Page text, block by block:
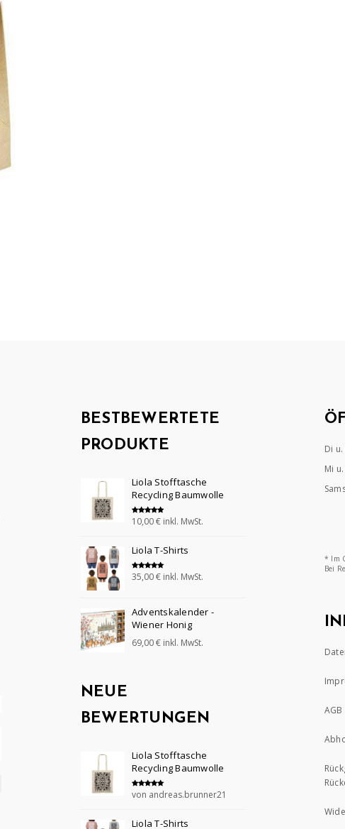
BESTBEWERTETE
PRODUKTE
Liola Stofftasche
Recycling Baumwolle
Bewertet mit
5.00
10,00€ inkl. MwSt.
Liola T-Shirts
Bewertet mit
5.00
35,00€ inkl. MwSt.
Adventskalender -
Wiener Honig
69,00€ inkl. MwSt.
NEUE
BEWERTUNGEN
Liola Stofftasche
Recycling Baumwolle
Bewertet mit
von andreas.brunner21
Liola T-Shirts
Di u.
Mi
* Im
Bei
AGB